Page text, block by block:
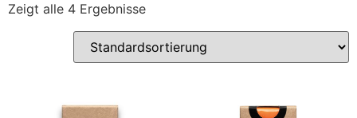
Zeigt alle 4 Ergebnisse